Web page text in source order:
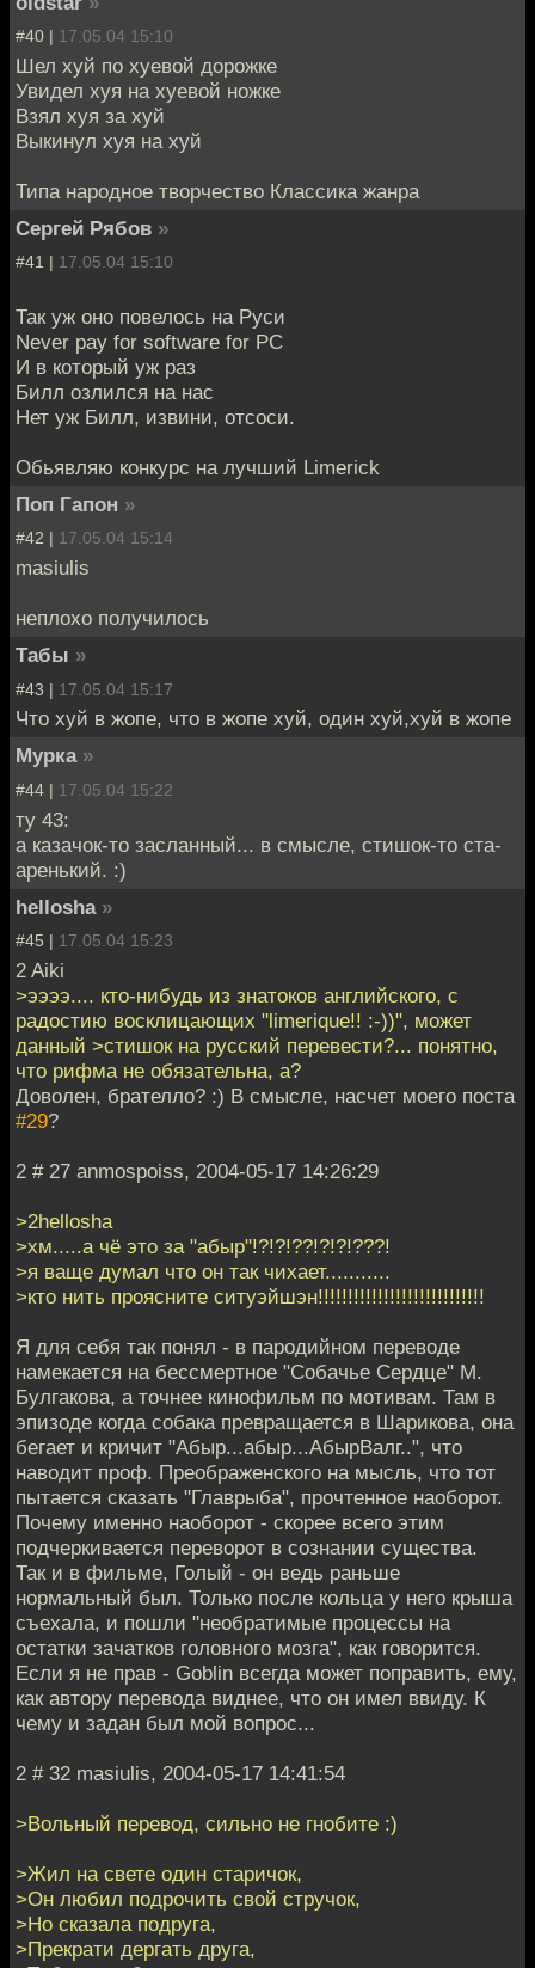
#40 | 17.05.04 15:10
Шел хуй по хуевой дорожке
Увидел хуя на хуевой ножке
Взял хуя за хуй
Выкинул хуя на хуй
Типа народное творчество Классика жанра
Сергей Рябов »
#41 | 17.05.04 15:10
Так уж оно повелось на Руси
Never pay for software for PC
И в который уж раз
Билл озлился на нас
Нет уж Билл, извини, отсоси.
Обьявляю конкурс на лучший Limerick
Поп Гапон »
#42 | 17.05.04 15:14
masiulis
неплохо получилось
Табы »
#43 | 17.05.04 15:17
Что хуй в жопе, что в жопе хуй, один хуй,хуй в жопе
Мурка »
#44 | 17.05.04 15:22
ту 43:
а казачок-то засланный... в смысле, стишок-то ста-
аренький. :)
hellosha »
#45 | 17.05.04 15:23
2 Aiki
>ээээ.... кто-нибудь из знатоков английского, с
радостию восклицающих "limerique!! :-))", может
данный >стишок на русский перевести?... понятно,
что рифма не обязательна, а?
Доволен, брателло? :) В смысле, насчет моего поста
#29?
2 # 27 anmospoiss, 2004-05-17 14:26:29
>2hellosha
>хм.....а чё это за "абыр"!?!?!??!?!?!???!
>я ваще думал что он так чихает...........
>кто нить проясните ситуэйшэн!!!!!!!!!!!!!!!!!!!!!!!!!!!!
Я для себя так понял - в пародийном переводе
намекается на бессмертное "Собачье Сердце" М.
Булгакова, а точнее кинофильм по мотивам. Там в
эпизоде когда собака превращается в Шарикова, она
бегает и кричит "Абыр...абыр...АбырВалг..", что
наводит проф. Преображенского на мысль, что тот
пытается сказать "Главрыба", прочтенное наоборот.
Почему именно наоборот - скорее всего этим
подчеркивается переворот в сознании существа.
Так и в фильме, Голый - он ведь раньше
нормальный был. Только после кольца у него крыша
съехала, и пошли "необратимые процессы на
остатки зачатков головного мозга", как говорится.
Если я не прав - Goblin всегда может поправить, ему,
как автору перевода виднее, что он имел ввиду. К
чему и задан был мой вопрос...
2 # 32 masiulis, 2004-05-17 14:41:54
>Вольный перевод, сильно не гнобите :)
>Жил на свете один старичок,
>Он любил подрочить свой стручок,
>Но сказала подруга,
>Прекрати дергать друга,